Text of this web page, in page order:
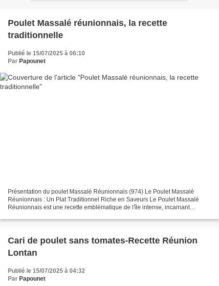
Poulet Massalé réunionnais, la recette
traditionnelle
Publié le 15/07/2025 à 06:10
Par Papounet
Présentation du poulet Massalé Réunionnais (974) Le Poulet Massalé
Réunionnais : Un Plat Traditionnel Riche en Saveurs Le Poulet Massalé
Réunionnais est une recette emblématique de l'île intense, incarnant
Cari de poulet sans tomates-Recette Réunion
Lontan
Publié le 15/07/2025 à 04:32
Par Papounet